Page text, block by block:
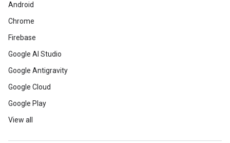
Android
Chrome
Firebase
Google AI Studio
Google Antigravity
Google Cloud
Google Play
View all